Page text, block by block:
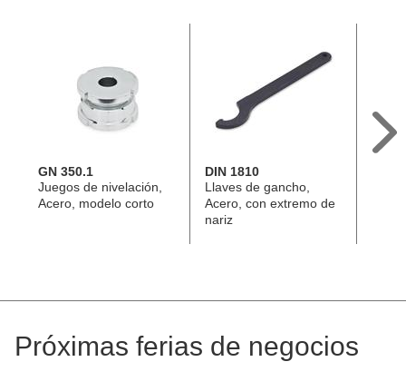
GN 350.1
Juegos de nivelación,
Acero, modelo corto
DIN 1810
Llaves de gancho,
Acero, con extremo de
nariz
Próximas ferias de negocios